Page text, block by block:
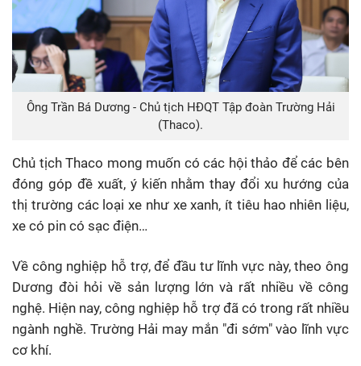
Ông Trần Bá Dương - Chủ tịch HĐQT Tập đoàn Trường Hải
(Thaco).
Chủ tịch Thaco mong muốn có các hội thảo để các bên
đóng góp đề xuất, ý kiến nhằm thay đổi xu hướng của
thị trường các loại xe như xe xanh, ít tiêu hao nhiên liệu,
xe có pin có sạc điện…
Về công nghiệp hỗ trợ, để đầu tư lĩnh vực này, theo ông
Dương đòi hỏi về sản lượng lớn và rất nhiều về công
nghệ. Hiện nay, công nghiệp hỗ trợ đã có trong rất nhiều
ngành nghề. Trường Hải may mắn "đi sớm" vào lĩnh vực
cơ khí.